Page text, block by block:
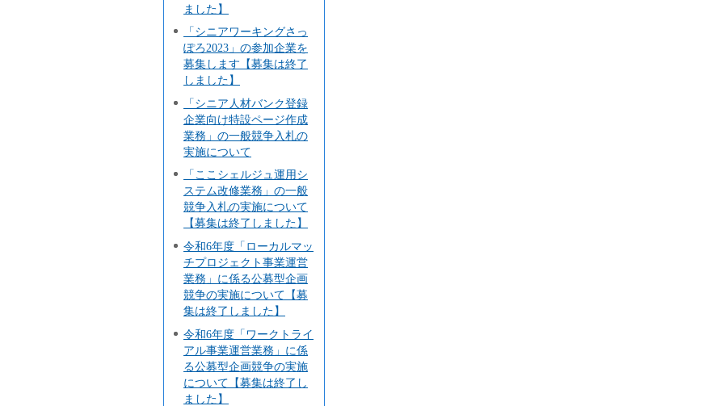
ました】
「シニアワーキングさっ
ぽろ2023」の参加企業を
募集します【募集は終了
しました】
「シニア人材バンク登録
企業向け特設ページ作成
業務」の一般競争入札の
実施について
「ここシェルジュ運用シ
ステム改修業務」の一般
競争入札の実施について
【募集は終了しました】
令和6年度「ローカルマッ
チプロジェクト事業運営
業務」に係る公募型企画
競争の実施について【募
集は終了しました】
令和6年度「ワークトライ
アル事業運営業務」に係
る公募型企画競争の実施
について【募集は終了し
ました】